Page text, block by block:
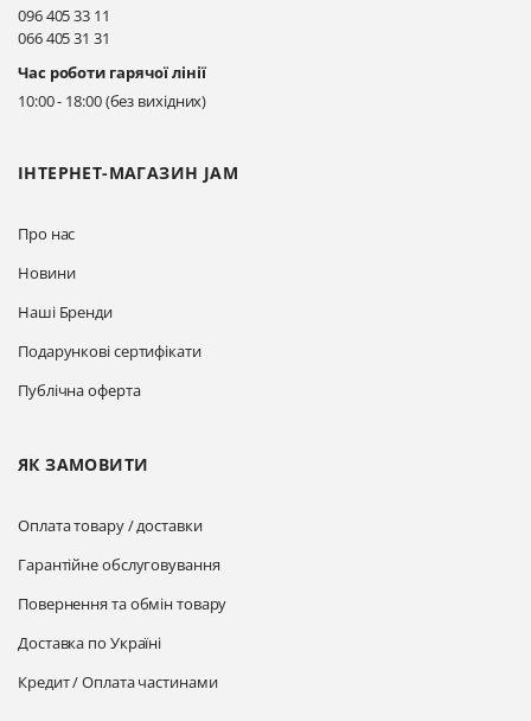
Київ, вул. Драгоманова 31-д
Прокласти маршрут
ІНТЕРНЕТ-МАГАЗИН JAM
Про нас
Новини
Наші Бренди
Подарункові сертифікати
Публічна оферта
ЯК ЗАМОВИТИ
Оплата товару / доставки
Гарантійне обслуговування
Повернення та обмін товару
Доставка по Україні
Кредит / Оплата частинами
096 405 33 11
066 405 31 31
Час роботи гарячої лінії
10:00 - 18:00 (без вихідних)